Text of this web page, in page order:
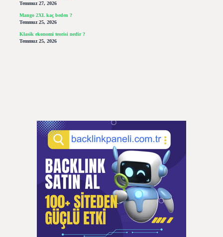
Temmuz 27, 2026
Mango 2XL kaç beden ?
Temmuz 25, 2026
Klasik ekonomi teorisi nedir ?
Temmuz 25, 2026